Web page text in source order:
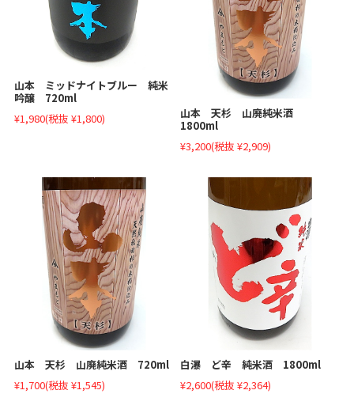
山本 ミッドナイトブルー 純米
吟醸 720ml
¥1,980(税抜 ¥1,800)
山本 天杉 山廃純米酒
1800ml
¥3,200(税抜 ¥2,909)
山本 天杉 山廃純米酒 720ml
¥1,700(税抜 ¥1,545)
白瀑 ど辛 純米酒 1800ml
¥2,600(税抜 ¥2,364)